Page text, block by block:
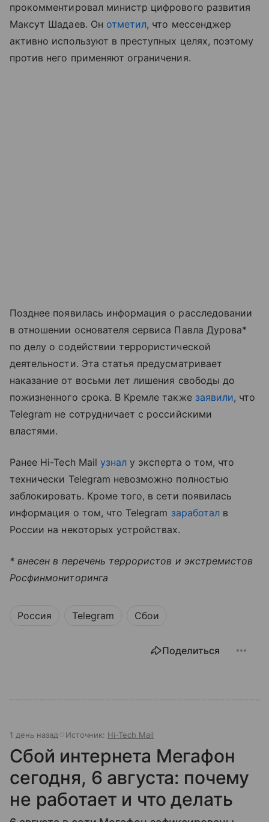
прокомментировал министр цифрового развития
Максут Шадаев. Он отметил, что мессенджер
активно используют в преступных целях, поэтому
против него применяют ограничения.
Позднее появилась информация о расследовании
в отношении основателя сервиса Павла Дурова*
по делу о содействии террористической
деятельности. Эта статья предусматривает
наказание от восьми лет лишения свободы до
пожизненного срока. В Кремле также заявили, что
Telegram не сотрудничает с российскими
властями.
Ранее Hi-Tech Mail узнал у эксперта о том, что
технически Telegram невозможно полностью
заблокировать. Кроме того, в сети появилась
информация о том, что Telegram заработалв
России на некоторых устройствах.
* внесен в перечень террористов и экстремистов
Росфинмониторинга
Россия Telegram Сбои
Поделиться
1 день назад Источник: Hi-Tech Mail
Сбой интернета Мегафон
сегодня, 6 августа: почему
не работает и что делать